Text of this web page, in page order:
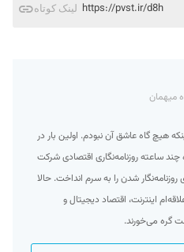
لینک کوتاه https://pvst.ir/d8h
میهمان
هیچ گاه عاشق آن نبودم. اولین بار در
چند ساعته روزنامه‌نگاری اقتصادی شرکت
شدن را به سرم انداخت. حالا
اینترنت، اقتصاد دیجیتال و
گره می‌خورند.